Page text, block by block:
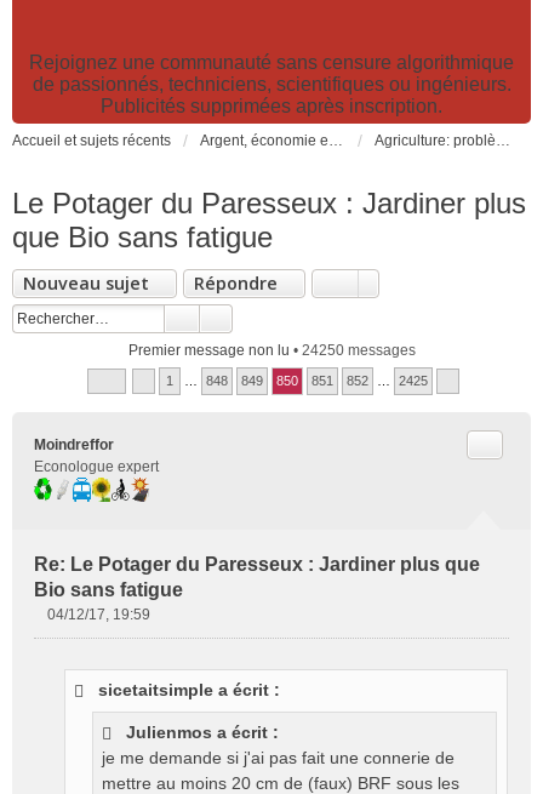
Rejoignez une communauté sans censure algorithmique
de passionnés, techniciens, scientifiques ou ingénieurs.
Publicités supprimées après inscription.
Accueil et sujets récents Argent, économie et finance. Alimentation et agriculture. Développement durable, pollution de l'air et catastrophes. Gestion des déchets. Agriculture: problèmes et pollutions, nouvelles techniques et solutions
Le Potager du Paresseux : Jardiner plus
que Bio sans fatigue
Nouveau sujet Répondre
Premier message non lu • 24250 messages
1 848 849 850 851 852 2425
Moindreffor
Econologue expert
Re: Le Potager du Paresseux : Jardiner plus que
Bio sans fatigue
04/12/17, 19:59
sicetaitsimple a écrit :
Julienmos a écrit :
je me demande si j'ai pas fait une connerie de
mettre au moins 20 cm de (faux) BRF sous les